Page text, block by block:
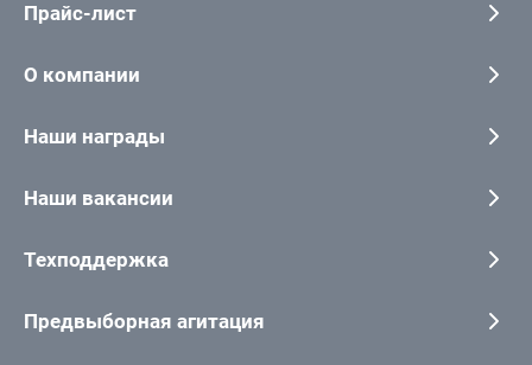
Прайс-лист
О компании
Наши награды
Наши вакансии
Техподдержка
Предвыборная агитация